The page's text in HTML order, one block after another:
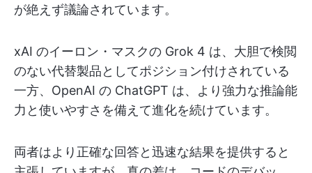
が絶えず議論されています。
xAI のイーロン・マスクの Grok 4 は、大胆で検閲
のない代替製品としてポジション付けされている
一方、OpenAI の ChatGPT は、より強力な推論能
力と使いやすさを備えて進化を続けています。
両者はより正確な回答と迅速な結果を提供すると